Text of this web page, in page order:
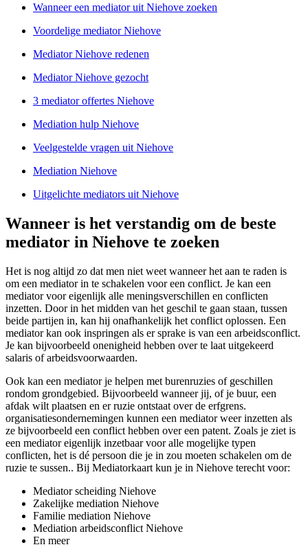
Wanneer een mediator uit Niehove zoeken
Voordelige mediator Niehove
Mediator Niehove redenen
Mediator Niehove gezocht
3 mediator offertes Niehove
Mediation hulp Niehove
Veelgestelde vragen uit Niehove
Mediation Niehove
Uitgelichte mediators uit Niehove
Wanneer is het verstandig om de beste
mediator in Niehove te zoeken
Het is nog altijd zo dat men niet weet wanneer het aan te raden is
om een mediator in te schakelen voor een conflict. Je kan een
mediator voor eigenlijk alle meningsverschillen en conflicten
inzetten. Door in het midden van het geschil te gaan staan, tussen
beide partijen in, kan hij onafhankelijk het conflict oplossen. Een
mediator kan ook inspringen als er sprake is van een arbeidsconflict.
Je kan bijvoorbeeld onenigheid hebben over te laat uitgekeerd
salaris of arbeidsvoorwaarden.
Ook kan een mediator je helpen met burenruzies of geschillen
rondom grondgebied. Bijvoorbeeld wanneer jij, of je buur, een
afdak wilt plaatsen en er ruzie ontstaat over de erfgrens.
organisatiesondernemingen kunnen een mediator weer inzetten als
ze bijvoorbeeld een conflict hebben over een patent. Zoals je ziet is
een mediator eigenlijk inzetbaar voor alle mogelijke typen
conflicten, het is dé persoon die je in zou moeten schakelen om de
ruzie te sussen.. Bij Mediatorkaart kun je in Niehove terecht voor:
Mediator scheiding Niehove
Zakelijke mediation Niehove
Familie mediation Niehove
Mediation arbeidsconflict Niehove
En meer